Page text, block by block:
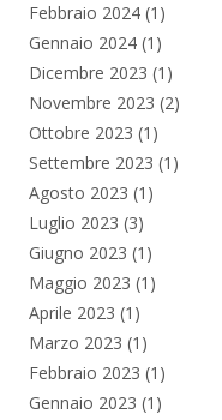
Febbraio 2024 (1)
Gennaio 2024 (1)
Dicembre 2023 (1)
Novembre 2023 (2)
Ottobre 2023 (1)
Settembre 2023 (1)
Agosto 2023 (1)
Luglio 2023 (3)
Giugno 2023 (1)
Maggio 2023 (1)
Aprile 2023 (1)
Marzo 2023 (1)
Febbraio 2023 (1)
Gennaio 2023 (1)